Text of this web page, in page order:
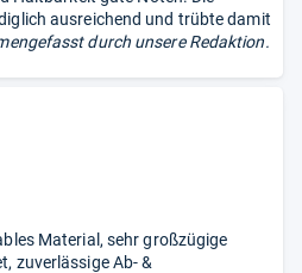
ausreichend und trübte damit
durch unsere Redaktion.
Material, sehr großzügige
zuverlässige Ab- &